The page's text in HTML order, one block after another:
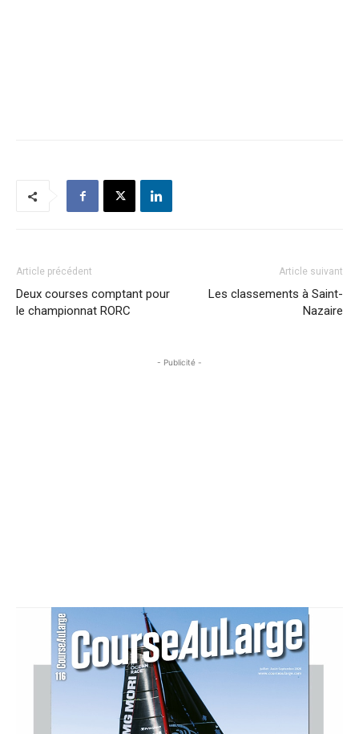
Article précédent
Deux courses comptant pour
le championnat RORC
Article suivant
Les classements à Saint-
Nazaire
- Publicité -